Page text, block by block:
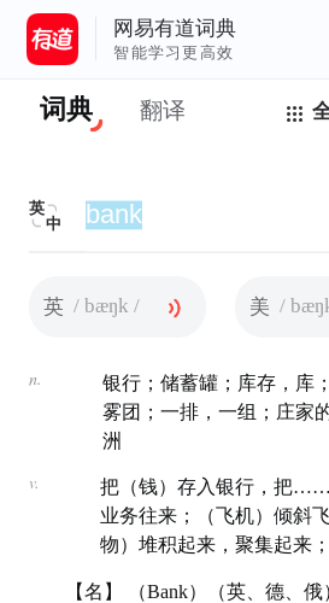
网易有道词典
智能学习更高效
词典 翻译
英
中
英 / bæŋk / 美 /
n.
银行；储蓄罐；库存，库
雾团；一排，一组；庄家
洲
v.
把（钱）存入银行，把
业务往来；（飞机）倾斜
物）堆积起来，聚集起来
【名】 （Bank）（英、德、俄